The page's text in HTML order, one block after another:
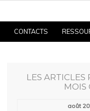
CONTACTS
LES ARTICLES
MOIS
août